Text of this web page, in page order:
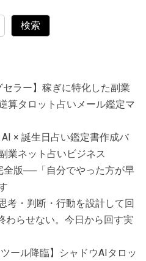
検索
ラー】稼ぎに特化した副業
算タロット占いメール鑑定マ
× 誕生日占い鑑定書作成バ
業ネット占いビジネス
全版──「自分でやった方が早
考・判断・行動を設計して回
わらせない。今日から回す実
ール降臨】シャドウAIタロッ